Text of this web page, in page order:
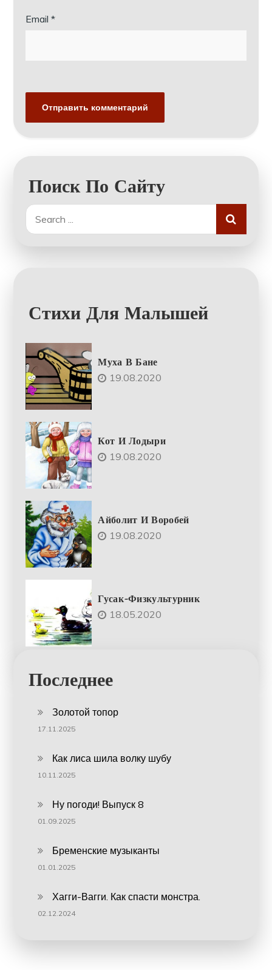
Email*
Поиск По Сайту
Search
for:
Стихи Для Малышей
Муха В Бане
19.08.2020
Кот И Лодыри
19.08.2020
Айболит И Воробей
19.08.2020
Гусак-Физкультурник
18.05.2020
Последнее
Золотой топор
17.11.2025
Как лиса шила волку шубу
10.11.2025
Ну погоди! Выпуск 8
01.09.2025
Бременские музыканты
01.01.2025
Хагги-Вагги. Как спасти монстра.
02.12.2024